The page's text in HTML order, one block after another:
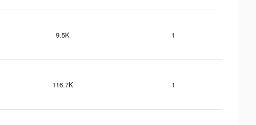
9.5K 1
116.7K 1